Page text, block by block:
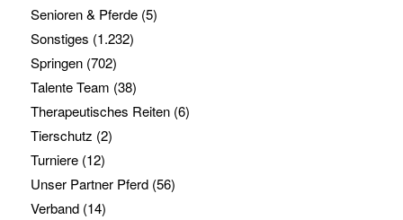
Senioren & Pferde(5)
Sonstiges (1.232)
Springen(702)
Talente Team (38)
Therapeutisches Reiten(6)
Tierschutz (2)
Turniere(12)
Unser Partner Pferd(56)
Verband(14)